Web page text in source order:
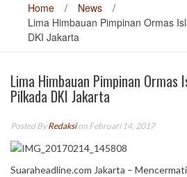
Home / News
/
Lima Himbauan Pimpinan Ormas
DKI Jakarta
Lima Himbauan Pimpinan Ormas
Pilkada DKI Jakarta
Posted ByRedaksion Februari 14, 2017
Suaraheadline.com Jakarta –